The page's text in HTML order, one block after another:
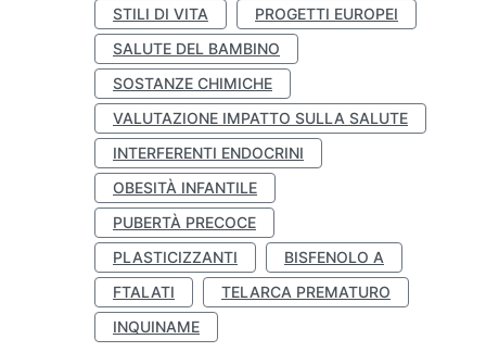
STILI DI VITA
PROGETTI EUROPEI
SALUTE DEL BAMBINO
SOSTANZE CHIMICHE
VALUTAZIONE IMPATTO SULLA SALUTE
INTERFERENTI ENDOCRINI
OBESITÀ INFANTILE
PUBERTÀ PRECOCE
PLASTICIZZANTI
BISFENOLO A
FTALATI
TELARCA PREMATURO
INQUINAME